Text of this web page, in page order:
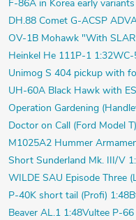
F-86A in Korea early
DH.88 Comet G-ACSP
OV-1B Mohawk "With
Heinkel He 111P-1 1:32WC-
Unimog S 404 pickup with
UH-60A Black Hawk with
Operation Gardening
Doctor on Call (Ford Model
M1025A2 Hummer
Short Sunderland Mk. III/V
WILDE SAU Episode Three
P-40K short tail (Profi) 1:48
Beaver AL.1 1:48Vultee P-